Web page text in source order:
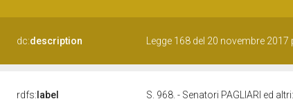
dc:description Legge 168 del 20 novembre
rdfs: label S. 968. - Senatori PAGLIARI ed